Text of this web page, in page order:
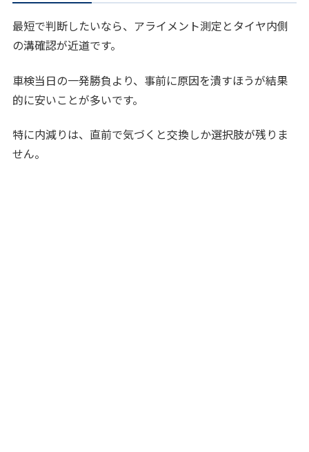
最短で判断したいなら、アライメント測定とタイヤ内側
の溝確認が近道です。
車検当日の一発勝負より、事前に原因を潰すほうが結果
的に安いことが多いです。
特に内減りは、直前で気づくと交換しか選択肢が残りま
せん。